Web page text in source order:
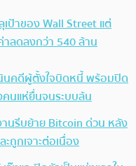
เป้าของ Wall Street แต่
ลดลงกว่า 540 ล้าน
นคดีผู้ตั้งใจบิดหนี้ พร้อมปิด
นแห่ยื่นจนระบบล้น
นรีบย้าย Bitcoin ด่วน หลัง
ถูกเจาะต่อเนื่อง